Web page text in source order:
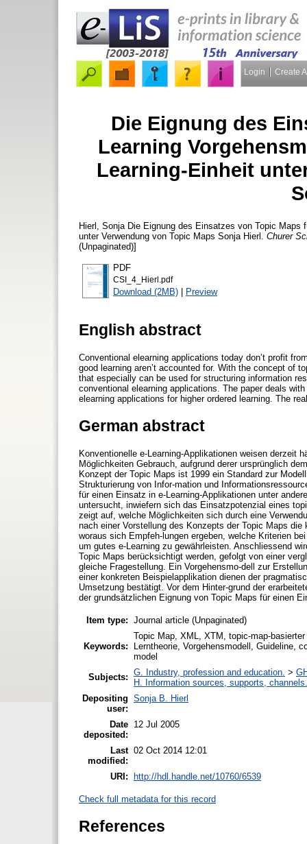
Login Create
Die Eignung des
Learning
Learning-Einheit
Hierl, Sonja Die Eignung des Einsatzes von Topic Maps
unter Verwendung von Topic Maps Sonja Hierl. Churer
(Unpaginated)]
PDF
CSI_4_Hierl.pdf
Download (2MB) | Preview
English abstract
Conventional elearning applications today don’t profit
good learning aren’t accounted for. With the concept of
that especially can be used for structuring information
conventional elearning applications. The paper deals
elearning applications for higher ordered learning. The
German abstract
Konventionelle e-Learning-Applikationen weisen derzeit
Möglichkeiten Gebrauch, aufgrund derer ursprünglich
Konzept der Topic Maps ist 1999 ein Standard zur
Strukturierung von Infor-mation und
für einen Einsatz in e-Learning-Applikationen unter
untersucht, inwiefern sich das Einsatzpotenzial eines
zeigt auf, welche Möglichkeiten sich durch eine
nach einer Vorstellung des Konzepts der Topic Maps
woraus sich Empfeh-lungen ergeben, welche Kriterien
um gutes e-Learning zu gewährleisten. Anschliessend
Topic Maps berücksichtigt werden, gefolgt von einer
gleiche Fragestellung. Ein Vorgehensmo-dell zur
einer konkreten Beispielapplikation dienen der
Umsetzung bestätigt. Vor dem Hinter-grund der
der grundsätzlichen Eignung von Topic Maps für einen
Item type: Journal article (Unpaginated)
Keywords:
Topic Map, XML, XTM, topic-map-
Lerntheorie, Vorgehensmodell, Guideline,
model
Subjects: G. Industry, profession and education. >
H. Information sources, supports, channels.
Depositing
user:
Sonja B. Hierl
Date
deposited:
12 Jul 2005
Last
modified:
02 Oct 2014 12:01
URI: http://hdl.handle.net/10760/6539
Check full metadata for this record
References